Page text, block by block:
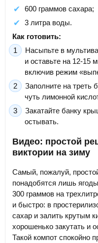
600 граммов сахара;
3 литра воды.
Как готовить:
Насыпьте в
и оставьте на 12-15
включив режим
Заполните на треть
чуть лимонной
Закатайте банку
остывать.
Видео: простой
виктории на зиму
Самый, пожалуй,
понадобятся лишь
300 граммов на
и быстро: в
сахар и залить крутым
хорошенько закутать и
Такой компот спокойно